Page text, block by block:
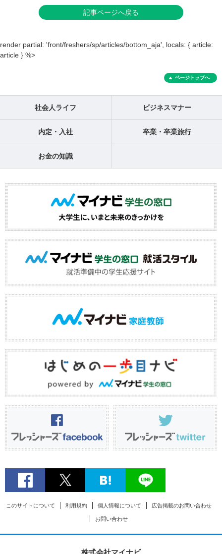
記事ページへ戻る
render partial: 'front/freshers/sp/articles/bottom_aja', locals: { article:
article } %>
ページトップへ
社会人ライフ ビジネスマナー
内定・入社 卒業・卒業旅行
お金の知識
このサイトについて 利用規約 個人情報について 広告掲載のお問い合わせ
お問い合わせ
株式会社マイナビ